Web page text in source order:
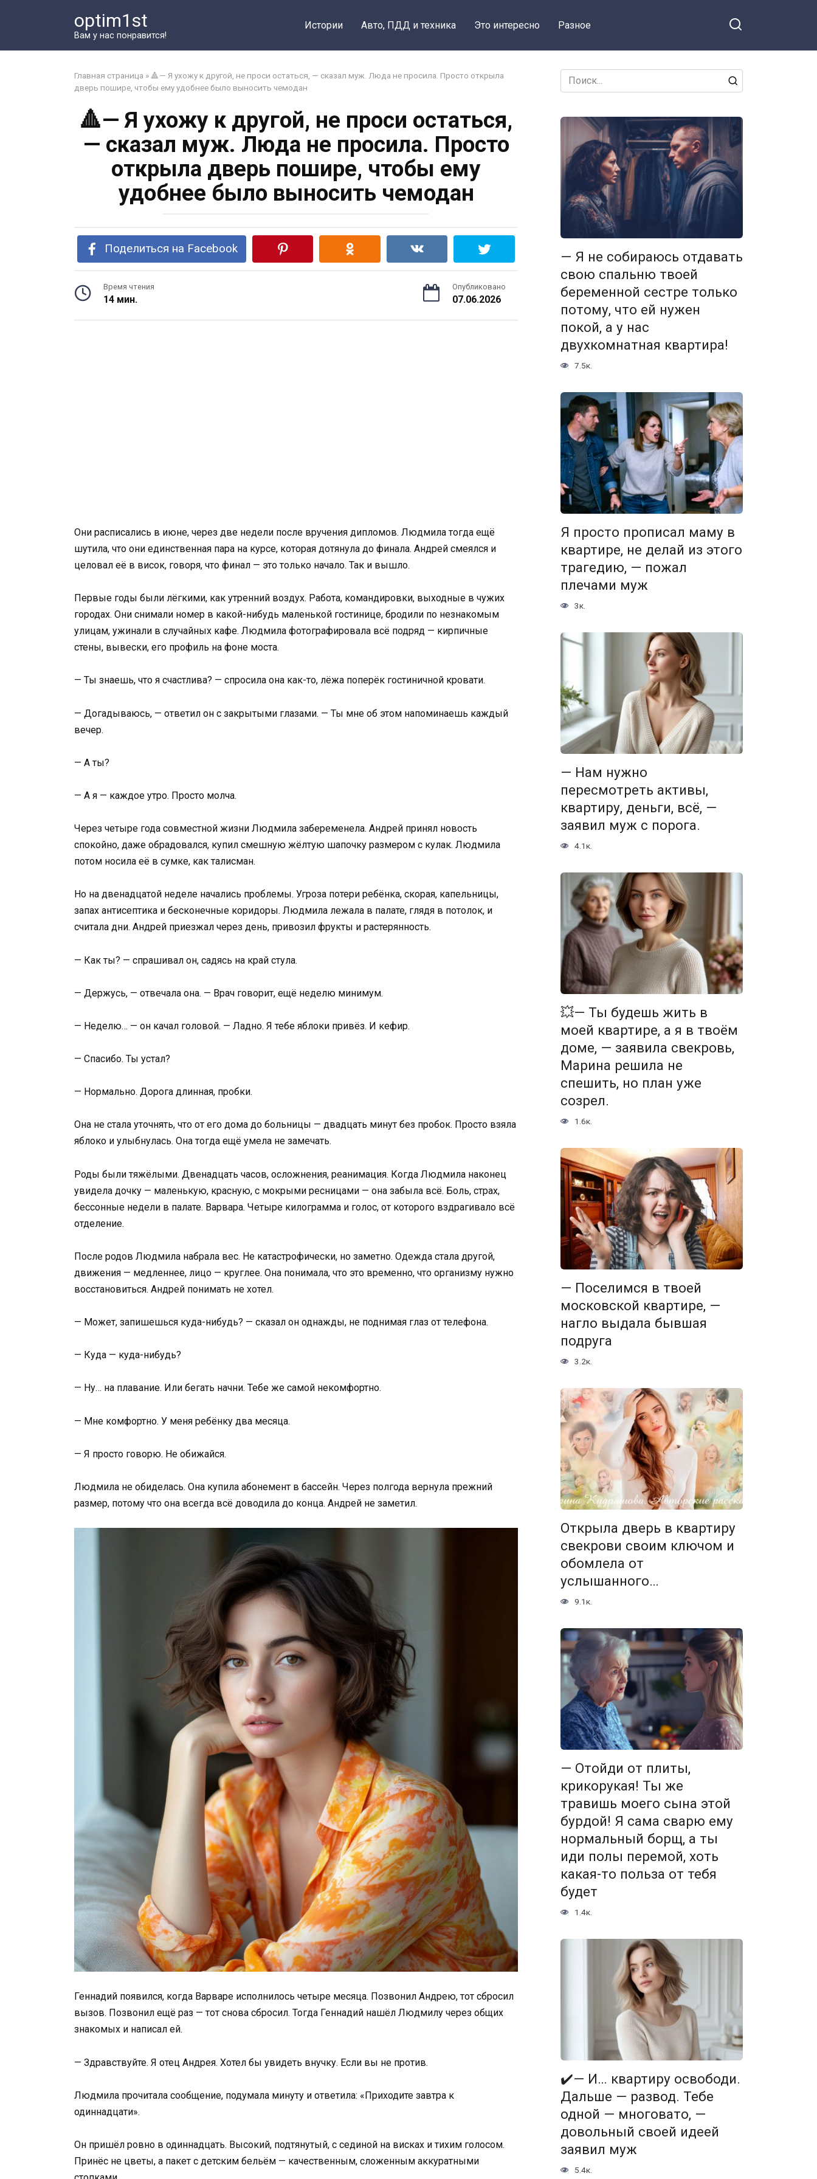
optim1st
Вам у нас понравится!
Истории Авто, ПДД и техника Это интересно Разное
Главная страница » 🔺— Я ухожу к другой, не проси остаться, — сказал муж. Люда не просила. Просто открыла
дверь пошире, чтобы ему удобнее было выносить чемодан
🔺— Я ухожу к другой, не проси остаться,
— сказал муж. Люда не просила. Просто
открыла дверь пошире, чтобы ему
удобнее было выносить чемодан
Поделиться на Facebook
Время чтения
14 мин.
Опубликовано
07.06.2026
Они расписались в июне, через две недели после вручения дипломов. Людмила тогда ещё
шутила, что они единственная пара на курсе, которая дотянула до финала. Андрей смеялся и
целовал её в висок, говоря, что финал — это только начало. Так и вышло.
Первые годы были лёгкими, как утренний воздух. Работа, командировки, выходные в чужих
городах. Они снимали номер в какой-нибудь маленькой гостинице, бродили по незнакомым
улицам, ужинали в случайных кафе. Людмила фотографировала всё подряд — кирпичные
стены, вывески, его профиль на фоне моста.
— Ты знаешь, что я счастлива? — спросила она как-то, лёжа поперёк гостиничной кровати.
— Догадываюсь, — ответил он с закрытыми глазами. — Ты мне об этом напоминаешь каждый
вечер.
— А ты?
— А я — каждое утро. Просто молча.
Через четыре года совместной жизни Людмила забеременела. Андрей принял новость
спокойно, даже обрадовался, купил смешную жёлтую шапочку размером с кулак. Людмила
потом носила её в сумке, как талисман.
Но на двенадцатой неделе начались проблемы. Угроза потери ребёнка, скорая, капельницы,
запах антисептика и бесконечные коридоры. Людмила лежала в палате, глядя в потолок, и
считала дни. Андрей приезжал через день, привозил фрукты и растерянность.
— Как ты? — спрашивал он, садясь на край стула.
— Держусь, — отвечала она. — Врач говорит, ещё неделю минимум.
— Неделю… — он качал головой. — Ладно. Я тебе яблоки привёз. И кефир.
— Спасибо. Ты устал?
— Нормально. Дорога длинная, пробки.
Она не стала уточнять, что от его дома до больницы — двадцать минут без пробок. Просто взяла
яблоко и улыбнулась. Она тогда ещё умела не замечать.
Роды были тяжёлыми. Двенадцать часов, осложнения, реанимация. Когда Людмила наконец
увидела дочку — маленькую, красную, с мокрыми ресницами — она забыла всё. Боль, страх,
бессонные недели в палате. Варвара. Четыре килограмма и голос, от которого вздрагивало всё
отделение.
После родов Людмила набрала вес. Не катастрофически, но заметно. Одежда стала другой,
движения — медленнее, лицо — круглее. Она понимала, что это временно, что организму нужно
восстановиться. Андрей понимать не хотел.
— Может, запишешься куда-нибудь? — сказал он однажды, не поднимая глаз от телефона.
— Куда — куда-нибудь?
— Ну… на плавание. Или бегать начни. Тебе же самой некомфортно.
— Мне комфортно. У меня ребёнку два месяца.
— Я просто говорю. Не обижайся.
Людмила не обиделась. Она купила абонемент в бассейн. Через полгода вернула прежний
размер, потому что она всегда всё доводила до конца. Андрей не заметил.
Геннадий появился, когда Варваре исполнилось четыре месяца. Позвонил Андрею, тот сбросил
вызов. Позвонил ещё раз — тот снова сбросил. Тогда Геннадий нашёл Людмилу через общих
знакомых и написал ей.
— Здравствуйте. Я отец Андрея. Хотел бы увидеть внучку. Если вы не против.
Людмила прочитала сообщение, подумала минуту и ответила: «Приходите завтра к
одиннадцати».
Он пришёл ровно в одиннадцать. Высокий, подтянутый, с сединой на висках и тихим голосом.
Принёс не цветы, а пакет с детским бельём — качественным, сложенным аккуратными
Search
for:
— Я не собираюсь отдавать
свою спальню твоей
беременной сестре только
потому, что ей нужен
покой, а у нас
двухкомнатная квартира!
7.5к.
Я просто прописал маму в
квартире, не делай из этого
трагедию, — пожал
плечами муж
3к.
— Нам нужно
пересмотреть активы,
квартиру, деньги, всё, —
заявил муж с порога.
4.1к.
💥— Ты будешь жить в
моей квартире, а я в твоём
доме, — заявила свекровь,
Марина решила не
спешить, но план уже
созрел.
1.6к.
— Поселимся в твоей
московской квартире, —
нагло выдала бывшая
подруга
3.2к.
Открыла дверь в квартиру
свекрови своим ключом и
обомлела от
услышанного…
9.1к.
— Отойди от плиты,
крикорукая! Ты же
травишь моего сына этой
бурдой! Я сама сварю ему
нормальный борщ, а ты
иди полы перемой, хоть
какая-то польза от тебя
будет
1.4к.
✔️— И… квартиру освободи.
Дальше — развод. Тебе
одной — многовато, —
довольный своей идеей
заявил муж
5.4к.